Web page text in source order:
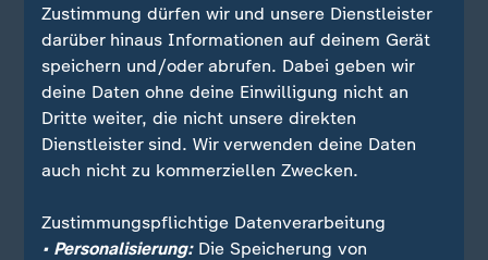
Zustimmung dürfen wir und unsere Dienstleister
darüber hinaus Informationen auf deinem Gerät
speichern und/oder abrufen. Dabei geben wir
deine Daten ohne deine Einwilligung nicht an
Dritte weiter, die nicht unsere direkten
Dienstleister sind. Wir verwenden deine Daten
auch nicht zu kommerziellen Zwecken.
Zustimmungspflichtige Datenverarbeitung
• Personalisierung:Die Speicherung von